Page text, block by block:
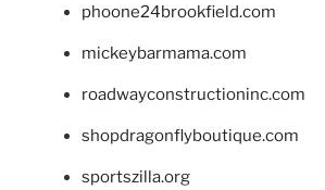
phoone24brookfield.com
mickeybarmama.com
roadwayconstructioninc.com
shopdragonflyboutique.com
sportszilla.org